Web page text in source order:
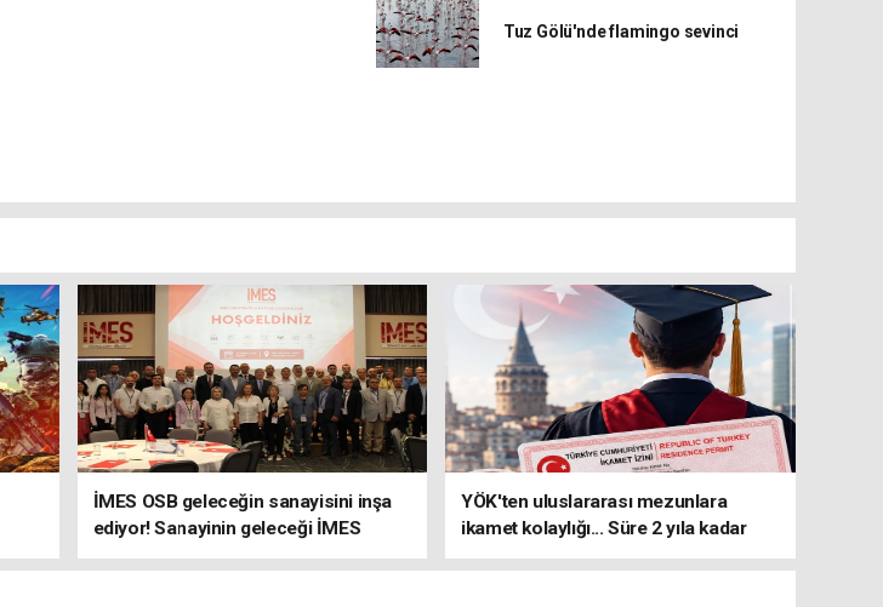
Tuz Gölü'nde flamingo sevinci
İMES OSB geleceğin sanayisini inşa
ediyor! Sanayinin geleceği İMES
OSB'de konuşuldu
YÖK'ten uluslararası mezunlara
ikamet kolaylığı... Süre 2 yıla kadar
uzatılabilecek